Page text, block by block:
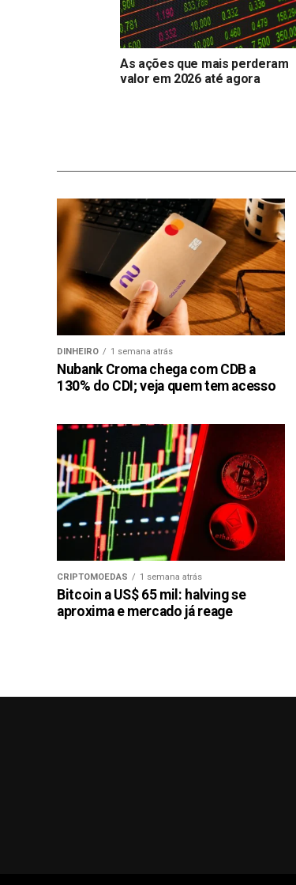
As ações que mais perderam
valor em 2026 até agora
DINHEIRO 1 semana atrás
Nubank Croma chega com CDB a
130% do CDI; veja quem tem acesso
CRIPTOMOEDAS 1 semana atrás
Bitcoin a US$ 65 mil: halving se
aproxima e mercado já reage